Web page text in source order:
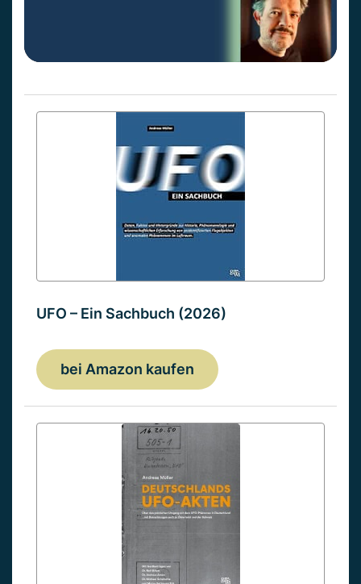
UFO – Ein Sachbuch (2026)
bei Amazon kaufen